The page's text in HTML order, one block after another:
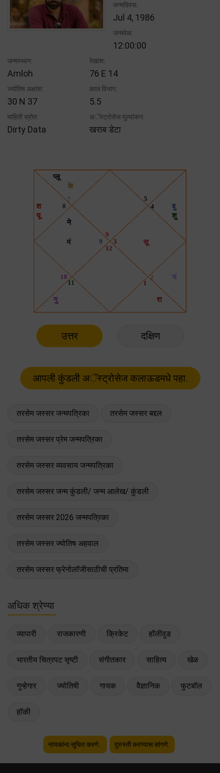
जन्मदिवस:
Jul 4, 1986
जन्मवेळ:
12:00:00
जन्मस्थान:
Amloh
रेखांश:
76 E 14
ज्योतिष अक्षांश:
30 N 37
काल विभाग:
5.5
माहिती स्रोत:
Dirty Data
अॅस्ट्रोसेज मूल्यांकन:
खराब डेटा
उत्तर दक्षिण
तरसेम जस्सर जन्मपत्रिका तरसेम जस्सर बद्दल
तरसेम जस्सर प्रेम जन्मपत्रिका
तरसेम जस्सर व्यवसाय जन्मपत्रिका
तरसेम जस्सर जन्म कुंडली/ जन्म आलेख/ कुंडली
तरसेम जस्सर 2026 जन्मपत्रिका
तरसेम जस्सर ज्योतिष अहवाल
तरसेम जस्सर फ्रेनोलॉजीसाठीची प्रतिमा
अधिक श्रेण्या
व्यापारी राजकारणी क्रिकेट हॉलीवुड
भारतीय चित्रपट सृष्टी संगीतकार साहित्य खेळ
गुन्हेगार ज्योतिषी गायक वैज्ञानिक फुटबॉल
हॉकी
नायकांना सूचित करणे. दुरुस्ती करण्यास सांगणे.